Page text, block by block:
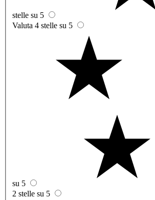
stelle su 5
Valuta 4 stelle su 5
su 5
2 stelle su 5